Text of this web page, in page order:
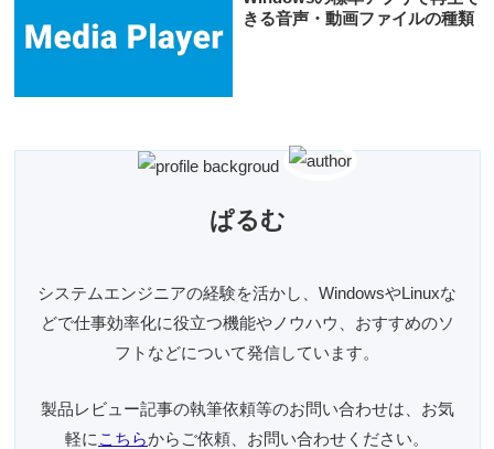
きる音声・動画ファイルの種類
ぱるむ
システムエンジニアの経験を活かし、WindowsやLinuxな
どで仕事効率化に役立つ機能やノウハウ、おすすめのソ
フトなどについて発信しています。
製品レビュー記事の執筆依頼等のお問い合わせは、お気
軽に こちらからご依頼、お問い合わせください。